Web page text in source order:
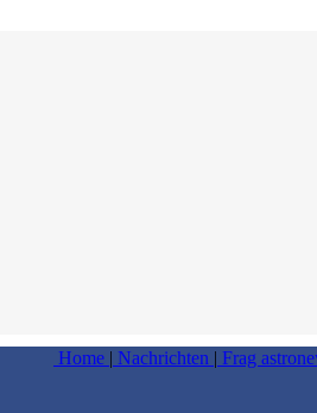
Home | Nachrichten | Frag